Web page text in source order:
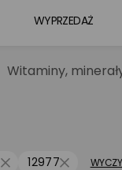
WYPRZEDAŻ
Witaminy,
12977